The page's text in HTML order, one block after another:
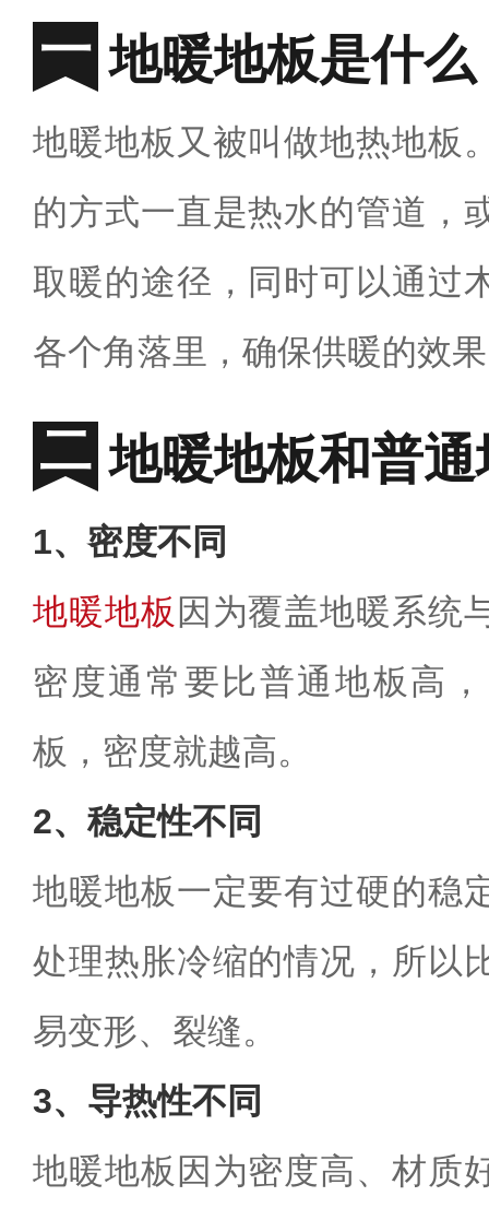
地暖地板是什么
地暖地板又被叫做地热地板
的方式一直是热水的管道，
取暖的途径，同时可以通过
各个角落里，确保供暖的效
地暖地板和普
1、密度不同
地暖地板 因为覆盖地暖系统
密度通常要比普通地板高
板，密度就越高。
2、稳定性不同
地暖地板一定要有过硬的稳
处理热胀冷缩的情况，所以
易变形、裂缝。
3、导热性不同
地暖地板因为密度高、材质